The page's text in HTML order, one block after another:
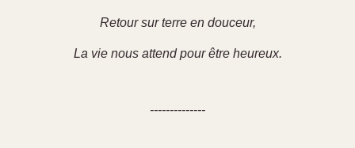
Retour sur terre en douceur,
La vie nous attend pour être heureux.
--------------